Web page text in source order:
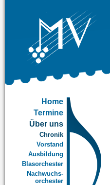
Home
Termine
Über uns
Chronik
Vorstand
Ausbildung
Blasorchester
Nachwuchs-
orchester